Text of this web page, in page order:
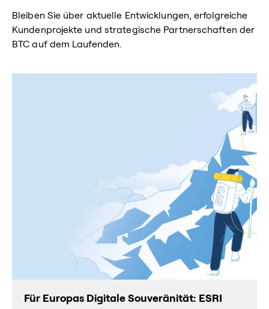
Bleiben Sie über aktuelle Entwicklungen, erfolgreiche
Kundenprojekte und strategische Partnerschaften der
BTC auf dem Laufenden.
Für Europas Digitale Souveränität: ESRI